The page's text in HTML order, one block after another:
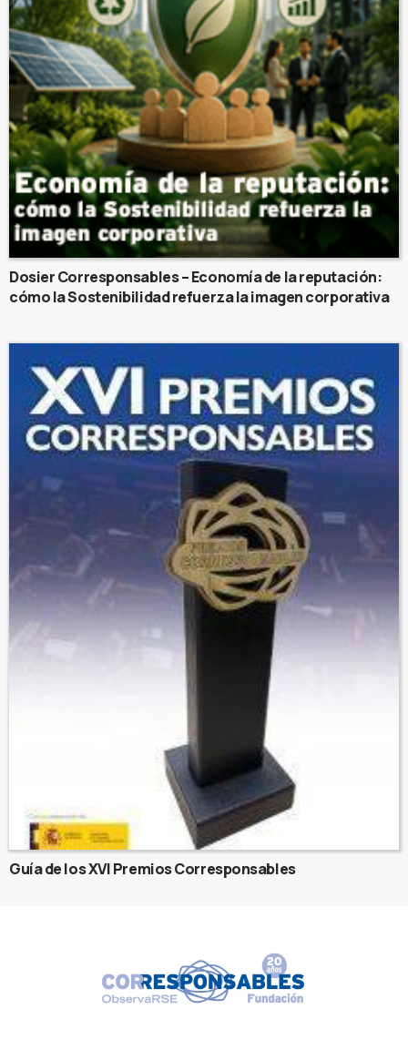
Dosier Corresponsables – Economía de la reputación:
cómo la Sostenibilidad refuerza la imagen corporativa
Guía de los XVI Premios Corresponsables